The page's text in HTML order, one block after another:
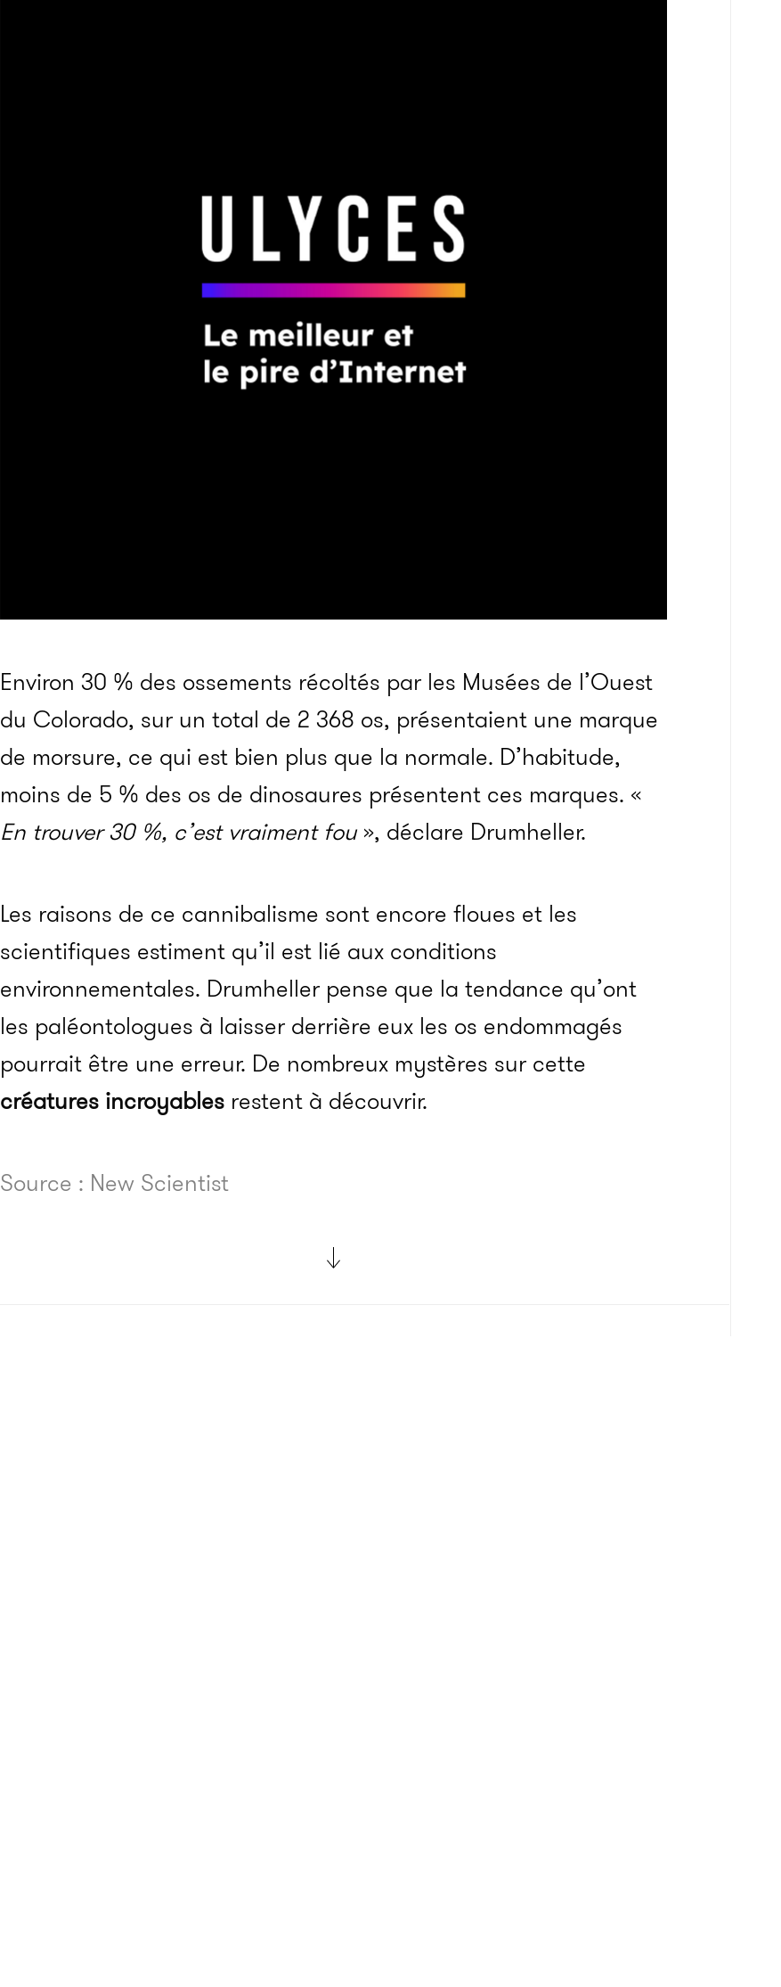
Environ 30 % des ossements récoltés par les Musées de l’Ouest
du Colorado, sur un total de 2 368 os, présentaient une marque
de morsure, ce qui est bien plus que la normale. D’habitude,
moins de 5 % des os de dinosaures présentent ces marques. «
En trouver 30 %, c’est vraiment fou», déclare Drumheller.
Les raisons de ce cannibalisme sont encore floues et les
scientifiques estiment qu’il est lié aux conditions
environnementales. Drumheller pense que la tendance qu’ont
les paléontologues à laisser derrière eux les os endommagés
pourrait être une erreur. De nombreux mystères sur cette
créatures incroyables restent à découvrir.
Source : New Scientist